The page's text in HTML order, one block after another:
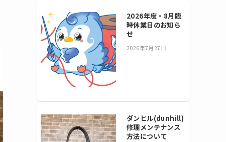
2026年度・8月臨
時休業日のお知ら
せ
2026年7月27日
ダンヒル(dunhill)
修理メンテナンス
方法について